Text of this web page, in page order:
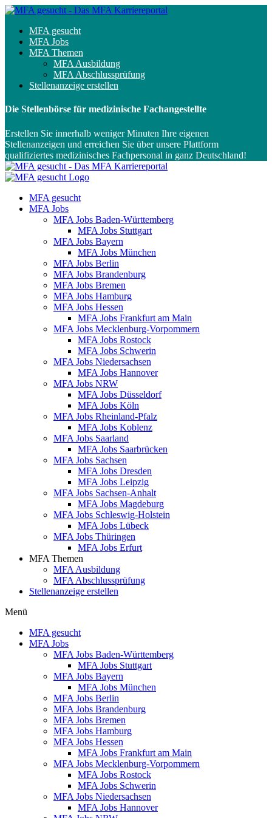
MFA gesucht
MFA Jobs
MFA Themen
MFA Ausbildung
MFA Abschlussprüfung
Stellenanzeige erstellen
Die Stellenbörse für medizinische Fachangestellte
Erstellen Sie innerhalb weniger Minuten Ihre eigenen
Stellenanzeigen und erreichen Sie über unsere Plattform
qualifiziertes medizinisches Fachpersonal in ganz Deutschland!
MFA gesucht
MFA Jobs
MFA Jobs Baden-Württemberg
MFA Jobs Stuttgart
MFA Jobs Bayern
MFA Jobs München
MFA Jobs Berlin
MFA Jobs Brandenburg
MFA Jobs Bremen
MFA Jobs Hamburg
MFA Jobs Hessen
MFA Jobs Frankfurt am Main
MFA Jobs Mecklenburg-Vorpommern
MFA Jobs Rostock
MFA Jobs Schwerin
MFA Jobs Niedersachsen
MFA Jobs Hannover
MFA Jobs NRW
MFA Jobs Düsseldorf
MFA Jobs Köln
MFA Jobs Rheinland-Pfalz
MFA Jobs Koblenz
MFA Jobs Saarland
MFA Jobs Saarbrücken
MFA Jobs Sachsen
MFA Jobs Dresden
MFA Jobs Leipzig
MFA Jobs Sachsen-Anhalt
MFA Jobs Magdeburg
MFA Jobs Schleswig-Holstein
MFA Jobs Lübeck
MFA Jobs Thüringen
MFA Jobs Erfurt
MFA Themen
MFA Ausbildung
MFA Abschlussprüfung
Stellenanzeige erstellen
Menü
MFA gesucht
MFA Jobs
MFA Jobs Baden-Württemberg
MFA Jobs Stuttgart
MFA Jobs Bayern
MFA Jobs München
MFA Jobs Berlin
MFA Jobs Brandenburg
MFA Jobs Bremen
MFA Jobs Hamburg
MFA Jobs Hessen
MFA Jobs Frankfurt am Main
MFA Jobs Mecklenburg-Vorpommern
MFA Jobs Rostock
MFA Jobs Schwerin
MFA Jobs Niedersachsen
MFA Jobs Hannover